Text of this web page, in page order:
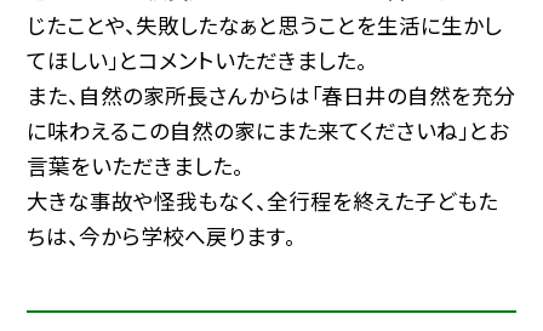
じたことや、失敗したなぁと思うことを生活に生かし
てほしい」とコメントいただきました。
また、自然の家所長さんからは「春日井の自然を充分
に味わえるこの自然の家にまた来てくださいね」とお
言葉をいただきました。
大きな事故や怪我もなく、全行程を終えた子どもた
ちは、今から学校へ戻ります。